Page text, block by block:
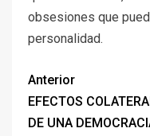
obsesiones que
personalidad.
Anterior
EFECTOS
DE UNA